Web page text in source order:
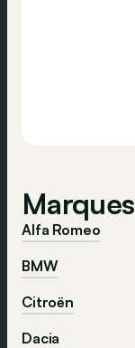
Marques
Alfa Romeo
BMW
Citroën
Dacia